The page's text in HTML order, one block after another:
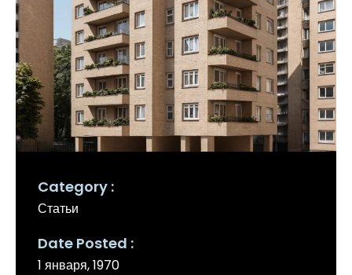
Category
Статьи
Date Posted
1 января, 1970